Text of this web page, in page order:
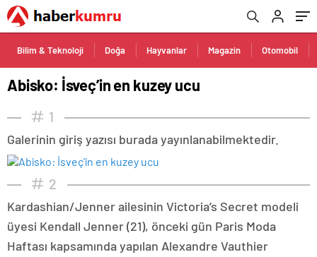
Bilim & Teknoloji Doğa Hayvanlar Magazin Otomobil
Abisko: İsveç’in en kuzey ucu
1
Galerinin giriş yazısı burada yayınlanabilmektedir.
2
Kardashian/Jenner ailesinin Victoria’s Secret modeli
üyesi Kendall Jenner (21), önceki gün Paris Moda
Haftası kapsamında yapılan Alexandre Vauthier